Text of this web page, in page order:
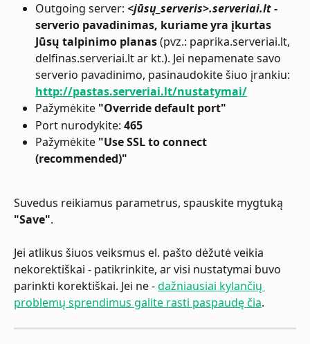
Outgoing server: <jūsų_serveris>.serveriai.lt -
serverio pavadinimas, kuriame yra įkurtas
Jūsų talpinimo planas (pvz.: paprika.serveriai.lt,
delfinas.serveriai.lt ar kt.). Jei nepamenate savo
serverio pavadinimo, pasinaudokite šiuo įrankiu:
http://pastas.serveriai.lt/nustatymai/
Pažymėkite "Override default port"
Port nurodykite: 465
Pažymėkite "Use SSL to connect
(recommended)"
Suvedus reikiamus parametrus, spauskite mygtuką
"Save".
Jei atlikus šiuos veiksmus el. pašto dėžutė veikia
nekorektiškai - patikrinkite, ar visi nustatymai buvo
parinkti korektiškai. Jei ne - dažniausiai kylančių
problemų sprendimus galite rasti paspaudę čia.